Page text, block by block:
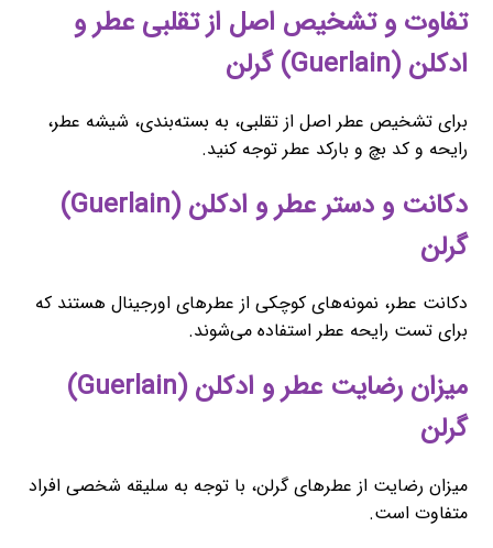
تفاوت و تشخیص اصل از تقلبی عطر و
ادکلن (Guerlain) گرلن
برای تشخیص عطر اصل از تقلبی، به بسته‌بندی، شیشه عطر،
رایحه و کد بچ و بارکد عطر توجه کنید.
دکانت و دستر عطر و ادکلن (Guerlain)
گرلن
دکانت عطر، نمونه‌های کوچکی از عطرهای اورجینال هستند که
برای تست رایحه عطر استفاده می‌شوند.
میزان رضایت عطر و ادکلن (Guerlain)
گرلن
میزان رضایت از عطرهای گرلن، با توجه به سلیقه شخصی افراد
متفاوت است.